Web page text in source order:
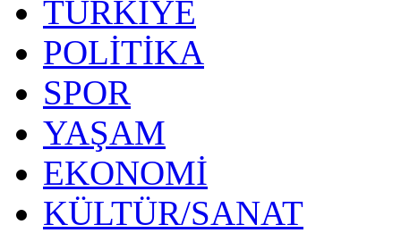
TÜRKİYE
POLİTİKA
SPOR
YAŞAM
EKONOMİ
KÜLTÜR/SANAT